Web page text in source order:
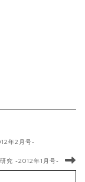
年2月号-
研究 -2012年1月号-